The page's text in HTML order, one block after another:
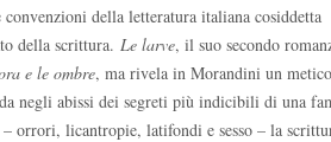
della letteratura italiana cosiddetta
della scrittura. Le larve, il suo secondo
e le ombre, ma rivela in Morandini un
negli abissi dei segreti più indicibili di una
orrori, licantropie, latifondi e sesso – la